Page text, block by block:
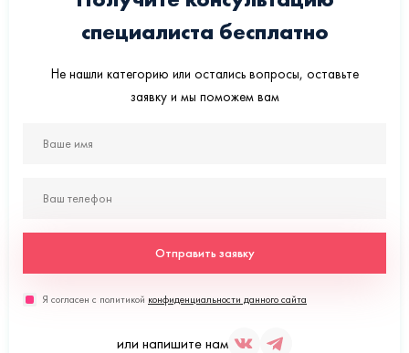
специалиста бесплатно
Не нашли категорию или остались вопросы, оставьте
заявку и мы поможем вам
Отправить заявку
Я согласен с политикой конфиденциальности данного сайта
или напишите нам